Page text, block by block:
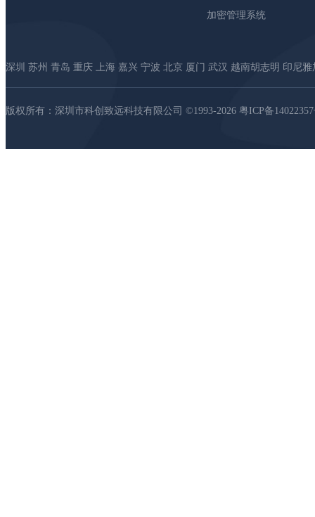
加密管理系统
深圳 苏州 青岛 重庆 上海 嘉兴 宁波 北京 厦门 武汉 越南胡志明 印尼雅
版权所有：深圳市科创致远科技有限公司 ©1993-2026 粤ICP备